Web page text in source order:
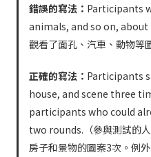
錯誤的寫法： Participants
animals, and so on, about
觀看了面孔、汽車、動物等
正確的寫法： Participants
house, and scene three
participants who could
two rounds.（參與測試的
房子和景物的圖案3次。例